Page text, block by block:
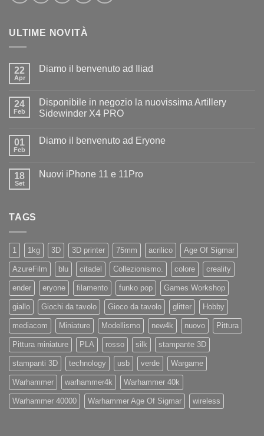
ULTIME NOVITÀ
22
Apr
Diamo il benvenuto ad Iliad
Diamo
il
benvenuto
24
Feb
Disponibile in negozio la nuovissima Artillery
Sidewinder X4 PRO
su
la
nuovissima
01
Feb
Diamo il benvenuto ad Eryone
Diamo
18
Set
Nuovi iPhone 11 e 11Pro
TAGS
1 1kg 3D 3D printer 75mm acrilico Age Of Sigmar
AzureFilm blu citadel Collezionismo. colore creality
ender eryone filamento funko pop Games Workshop
giallo Giochi da tavolo Gioco da tavolo glitter Hobby
mediacom Miniature Modellismo new4k nuovo Pittura
Pittura miniature PLA rosso silk stampante 3D
stampanti 3D technology usb verde Wargame
Warhammer warhammer4k Warhammer 40k
Warhammer 40000 Warhammer Age Of Sigmar wireless